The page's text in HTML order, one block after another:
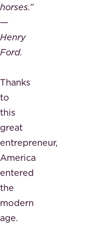
horses.”
―
Henry
Ford.
Thanks
to
this
great
entrepreneur,
America
entered
the
modern
age.